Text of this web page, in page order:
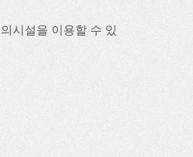
시설을 이용할 수 있